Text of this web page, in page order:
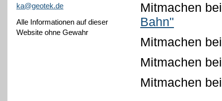
ka@geotek.de
Alle Informationen auf dieser
Website ohne Gewahr
Mitmachen
Bahn"
Mitmachen
Mitmachen
Mitmachen